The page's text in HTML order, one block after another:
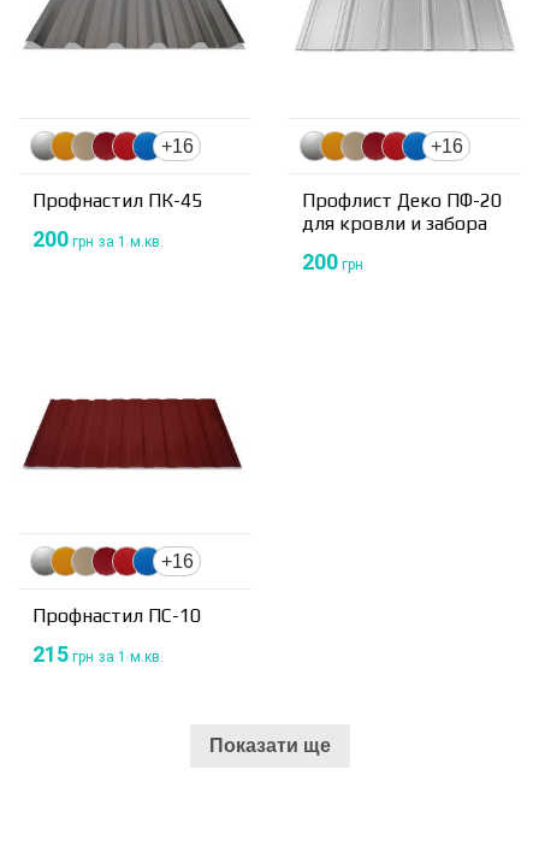
+16
Профнастил ПК-45
200 грн за 1 м.кв.
+16
Профлист Деко ПФ-20
для кровли и забора
200 грн
+16
Профнастил ПС-10
215 грн за 1 м.кв.
Показати ще